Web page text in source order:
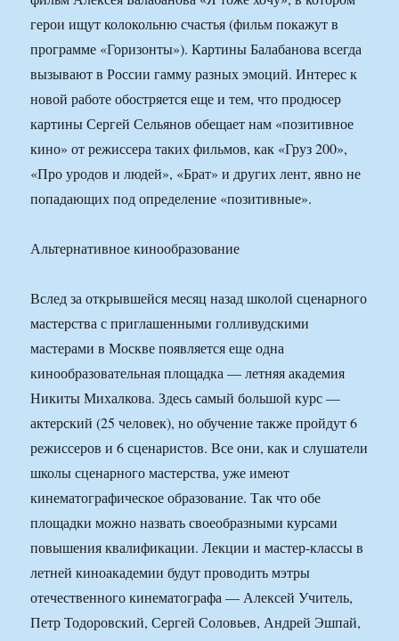
герои ищут колокольню счастья (фильм покажут в
программе «Горизонты»). Картины Балабанова всегда
вызывают в России гамму разных эмоций. Интерес к
новой работе обостряется еще и тем, что продюсер
картины Сергей Сельянов обещает нам «позитивное
кино» от режиссера таких фильмов, как «Груз 200»,
«Про уродов и людей», «Брат» и других лент, явно не
попадающих под определение «позитивные».
Альтернативное кинообразование
Вслед за открывшейся месяц назад школой сценарного
мастерства с приглашенными голливудскими
мастерами в Москве появляется еще одна
кинообразовательная площадка — летняя академия
Никиты Михалкова. Здесь самый большой курс —
актерский (25 человек), но обучение также пройдут 6
режиссеров и 6 сценаристов. Все они, как и слушатели
школы сценарного мастерства, уже имеют
кинематографическое образование. Так что обе
площадки можно назвать своеобразными курсами
повышения квалификации. Лекции и мастер-классы в
летней киноакадемии будут проводить мэтры
отечественного кинематографа — Алексей Учитель,
Петр Тодоровский, Сергей Соловьев, Андрей Эшпай,